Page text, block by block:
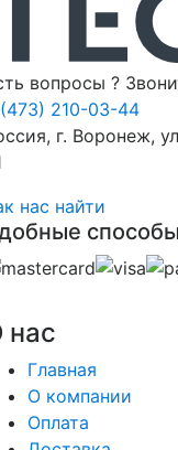
вопросы ?
210-03-44
г. Воронеж,
нас найти
нас
Главная
О компании
Оплата